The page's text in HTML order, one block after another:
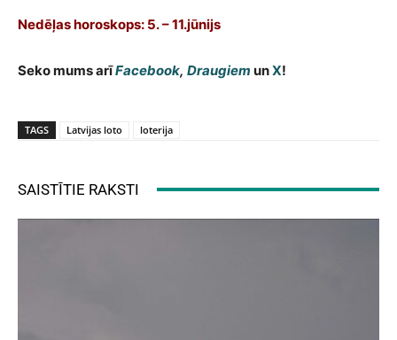
Nedēļas horoskops: 5. – 11.jūnijs
Seko mums arīFacebook, Draugiem unX!
TAGS Latvijas loto loterija
SAISTĪTIE RAKSTI